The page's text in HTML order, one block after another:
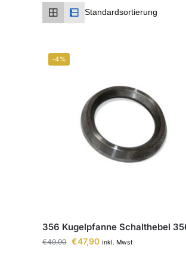
-4%
356 Kugelpfanne Schalthebel
€49,90 €47,90 inkl. Mwst